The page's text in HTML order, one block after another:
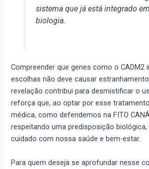
sistema que já está integrado
biologia.
Compreender que genes como o CADM2
escolhas não deve causar
revelação contribui para desmistificar o
reforça que, ao optar por esse
médica, como defendemos na FITO
respeitando uma predisposição
cuidado com nossa saúde e bem-estar.
Para quem deseja se aprofundar nesse